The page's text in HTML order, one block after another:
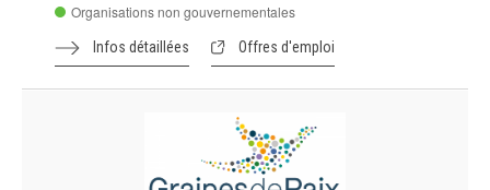
Organisations non gouvernementales
Infos détaillées Offres d'emploi